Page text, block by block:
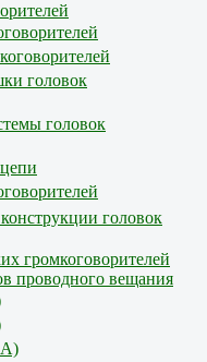
головок
головок
головок
громкоговорителей
проводного вещания